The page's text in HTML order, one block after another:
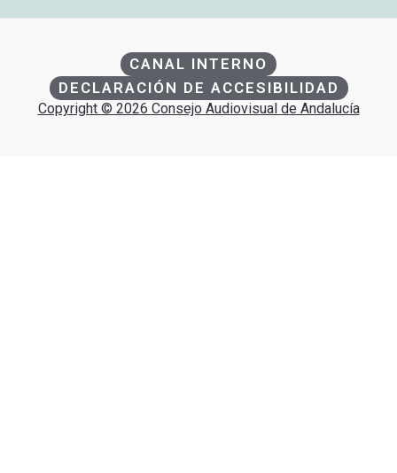
CANAL INTERNO
DECLARACIÓN DE ACCESIBILIDAD
Copyright © 2026 Consejo Audiovisual de Andalucía